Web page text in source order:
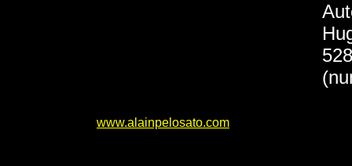
www.alainpelosato.com